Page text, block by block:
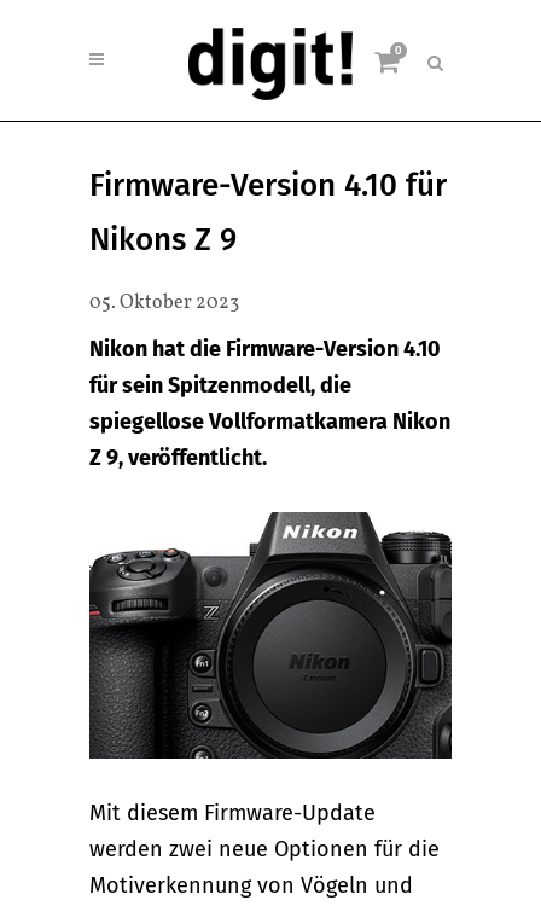
0
Firmware-Version 4.10 für
Nikons Z 9
05. Oktober 2023
Nikon hat die Firmware-Version 4.10
für sein Spitzenmodell, die
spiegellose Vollformatkamera Nikon
Z 9, veröffentlicht.
Mit diesem Firmware-Update
werden zwei neue Optionen für die
Motiverkennung von Vögeln und